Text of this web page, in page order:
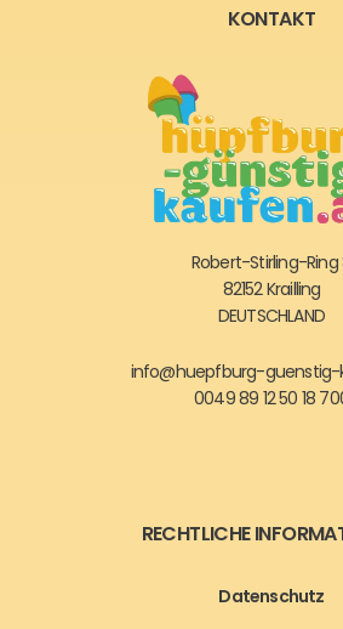
KONTAKT
Robert-Stirling-Ring
82152 Krailling
DEUTSCHLAND
info@huepfburg-
0049 89 12 50 18
RECHTLICHE
Datenschutz